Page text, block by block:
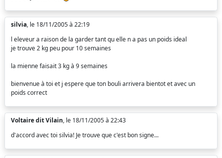
silvia, le 18/11/2005 à 22:19
l eleveur a raison de la garder tant qu elle n a pas un poids ideal
je trouve 2 kg peu pour 10 semaines
la mienne faisait 3 kg à 9 semaines
bienvenue à toi et j espere que ton bouli arrivera bientot et avec un
poids correct
Voltaire dit Vilain, le 18/11/2005 à 22:43
d'accord avec toi silvia! Je trouve que c'est bon signe...